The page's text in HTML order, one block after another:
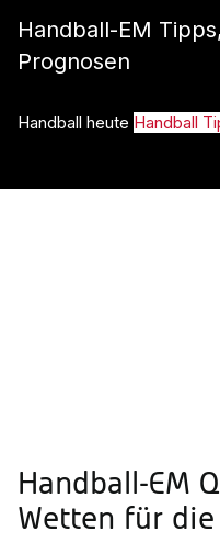
Handball-EM
Prognosen
Handball heute Handball
Handball-EM
Wetten für die